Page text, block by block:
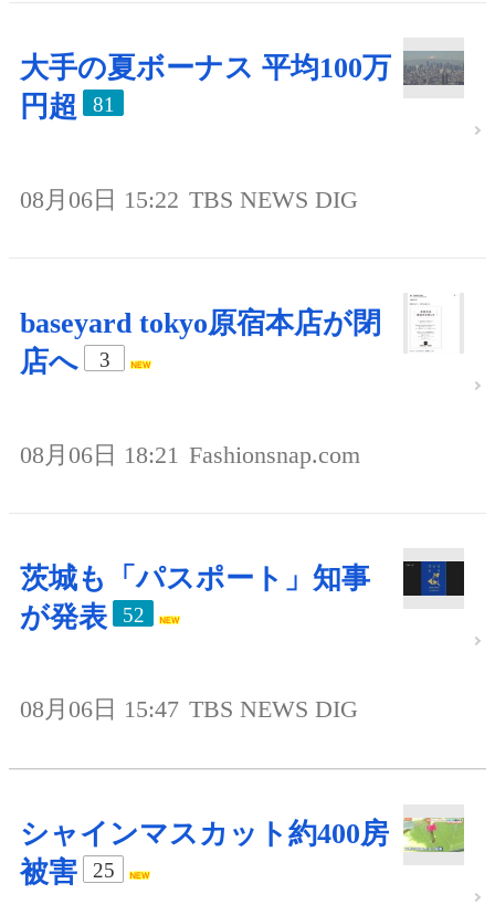
大手の夏ボーナス 平均100万
円超
81
08月06日 15:22 TBS NEWS DIG
baseyard tokyo原宿本店が閉
店へ
3
08月06日 18:21 Fashionsnap.com
茨城も「パスポート」知事
が発表
52
08月06日 15:47 TBS NEWS DIG
シャインマスカット約400房
被害
25